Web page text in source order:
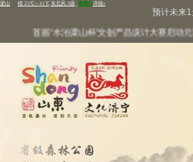
预计未来
首届“水泊梁山杯”文创产品设计大赛启动元宵